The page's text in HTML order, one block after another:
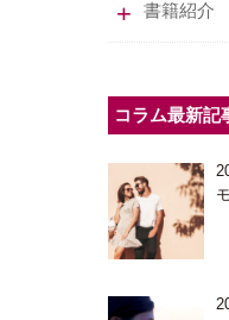
書籍紹介
コラム最新記